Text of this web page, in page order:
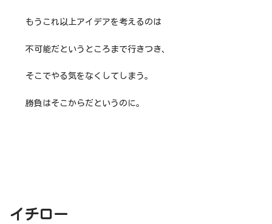
もうこれ以上アイデアを考えるのは
不可能だというところまで行きつき、
そこでやる気をなくしてしまう。
勝負はそこからだというのに。
イチロー